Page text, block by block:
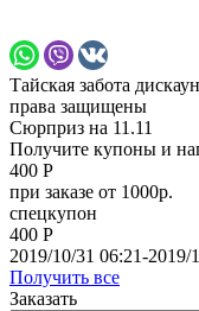
Тайская забота
права защищены
Сюрприз на 11.11
Получите купоны и
400 Р
при заказе от 1000р.
спецкупон
400 Р
2019/10/31 06:21-2019/
Получить все
Заказать